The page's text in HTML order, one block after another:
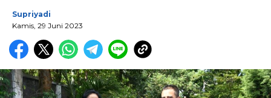
Supriyadi
Kamis, 29 Juni 2023